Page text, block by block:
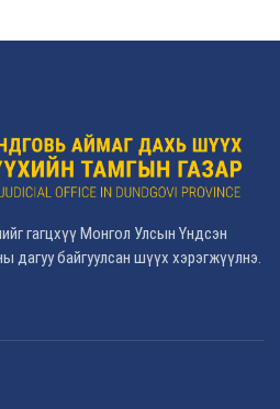
гагцхүү Монгол Улсын Үндсэн
дагуу байгуулсан шүүх хэрэгжүүлнэ.